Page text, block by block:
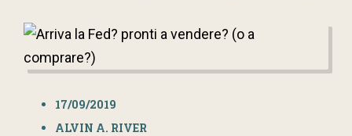
17/09/2019
ALVIN A. RIVER